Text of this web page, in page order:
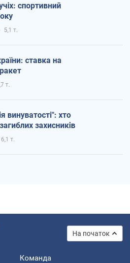
спортивний
5,1 т.
ставка на
т.
винуватості": хто
захисників
6,1 т.
На початок
Команда